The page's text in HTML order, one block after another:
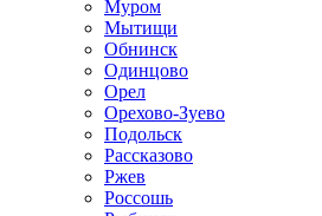
Муром
Мытищи
Обнинск
Одинцово
Орел
Орехово-Зуево
Подольск
Рассказово
Ржев
Россошь